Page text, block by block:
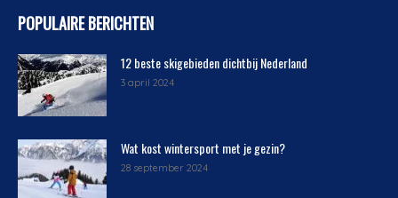
POPULAIRE BERICHTEN
12 beste skigebieden dichtbij Nederland
3 april 2024
Wat kost wintersport met je gezin?
28 september 2024